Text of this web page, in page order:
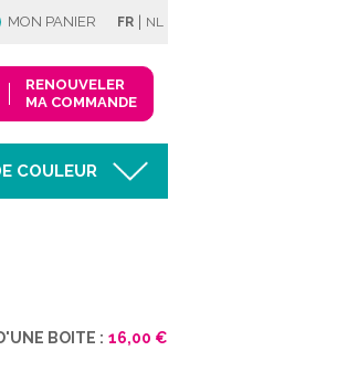
MON PANIER FR | NL
RENOUVELER
MA COMMANDE
COULEUR
BOITE : 16,00 €